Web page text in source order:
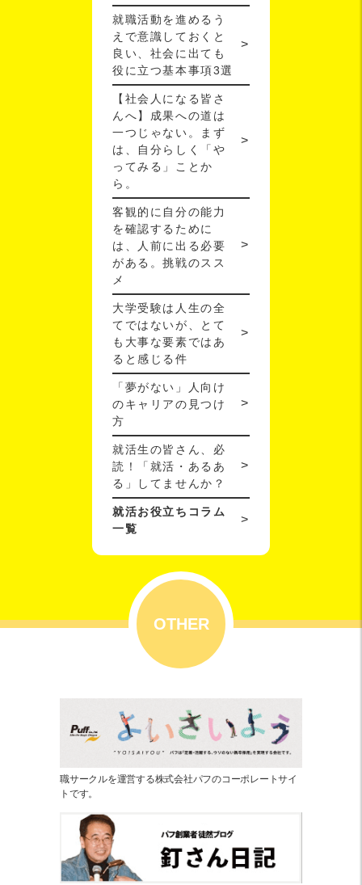
就職活動を進めるう
えで意識しておくと
良い、社会に出ても
役に立つ基本事項3選
【社会人になる皆さ
んへ】成果への道は
一つじゃない。まず
は、自分らしく「や
ってみる」ことか
ら。
客観的に自分の能力
を確認するために
は、人前に出る必要
がある。挑戦のスス
メ
大学受験は人生の全
てではないが、とて
も大事な要素ではあ
ると感じる件
「夢がない」人向け
のキャリアの見つけ
方
就活生の皆さん、必
読！「就活・あるあ
る」してませんか？
就活お役立ちコラム
一覧
OTHER
職サークルを運営する株式会社パフのコーポレートサイ
トです。